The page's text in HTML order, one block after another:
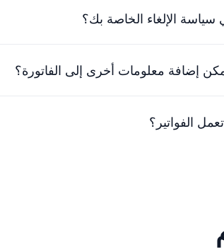
سياسة الإلغاء الخاصة بك؟
إضافة معلومات أخرى إلى الفاتورة؟
الفواتير؟